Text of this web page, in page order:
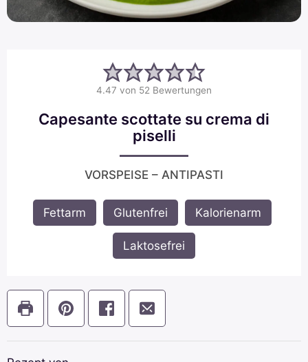
4.47 von 52 Bewertungen
Capesante scottate su crema di
piselli
VORSPEISE – ANTIPASTI
Fettarm Glutenfrei Kalorienarm
Laktosefrei